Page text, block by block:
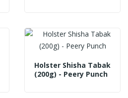
Holster Shisha Tabak
(200g) - Peery Punch